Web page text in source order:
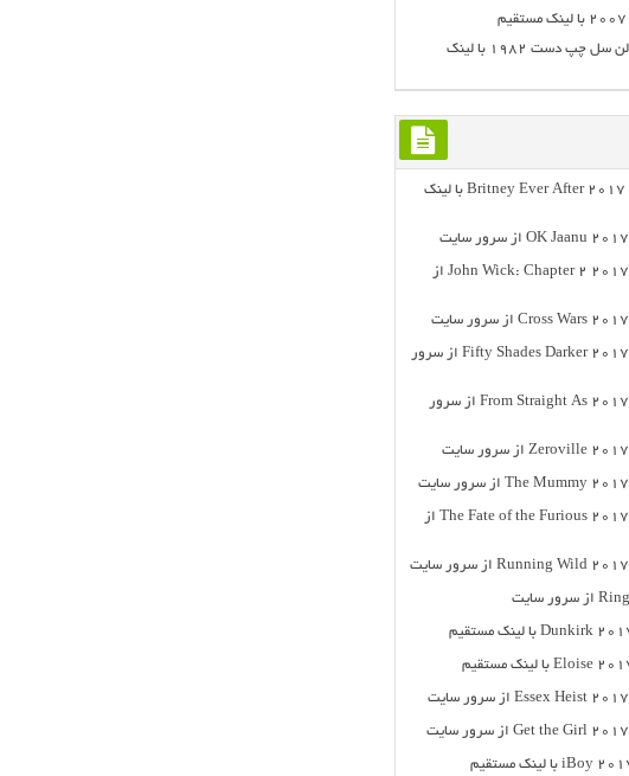
دانلود انیمیشن نوازنده ویولن سل چپ دست ۱۹۸۲ با لینک
دانلود رایگان مسنتد خارجی Britney Ever After 2017 با لینک
دانلود مستقیم فیلم خارجی John Wick: Chapter 2 2017 از
دانلود مستقیم فیلم خارجی Fifty Shades Darker 2017 از سرور
دانلود مستقیم فیلم خارجی From Straight As 2017 از سرور
دانلود مستقیم فیلم خارجی The Fate of the Furious 2017 از